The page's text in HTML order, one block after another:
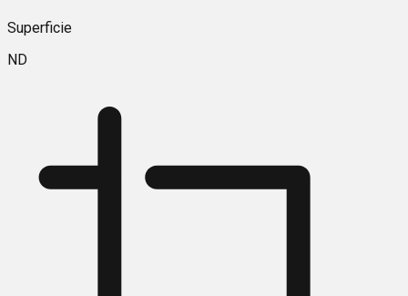
Superficie
ND